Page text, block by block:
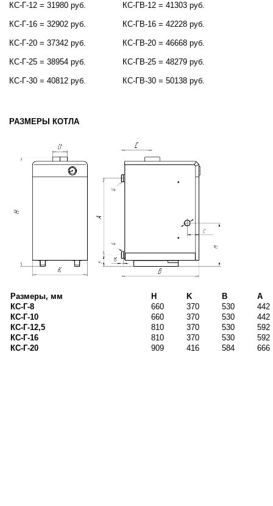
КС-Г-12 = 31980 руб. КС-ГВ-12 = 41303 руб.
КС-Г-16 = 32902 руб. КС-ГВ-16 = 42228 руб.
КС-Г-20 = 37342 руб. КС-ГВ-20 = 46668 руб.
КС-Г-25 = 38954 руб. КС-ГВ-25 = 48279 руб.
КС-Г-30 = 40812 руб. КС-ГВ-30 = 50138 руб.
РАЗМЕРЫ КОТЛА
Размеры, мм H K B
A
КС-Г-8
660 370 530
442
КС-Г-10
660 370 530
442
КС-Г-12,5
810 370 530
592
КС-Г-16
810 370 530
592
КС-Г-20
909 416 584 666